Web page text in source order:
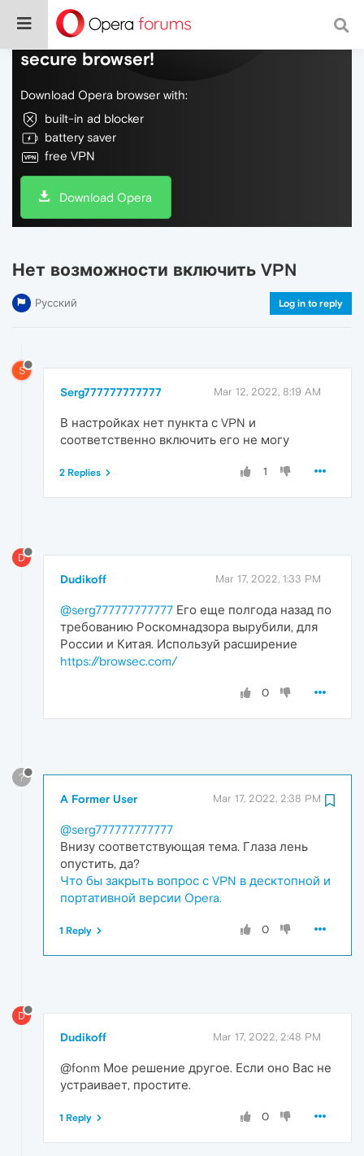
Do more on the web, with a fast and
secure browser!
Download Opera browser with:
built-in ad blocker
battery saver
free VPN
Download Opera
Нет возможности включить VPN
Русский Log in to reply
S
Serg777777777777 Mar 12, 2022, 8:19 AM
В настройках нет пункта с VPN и
соответственно включить его не могу
1
2 Replies
D
Dudikoff Mar 17, 2022, 1:33 PM
@serg777777777777 Его еще полгода назад по
требованию Роскомнадзора вырубили, для
России и Китая. Используй расширение
https://browsec.com/
0
?
A Former User Mar 17, 2022, 2:38 PM
@serg777777777777
Внизу соответствующая тема. Глаза лень
опустить, да?
Что бы закрыть вопрос с VPN в десктопной и
портативной версии Opera.
0
1 Reply
D
Dudikoff Mar 17, 2022, 2:48 PM
@fonm Мое решение другое. Если оно Вас не
устраивает, простите.
0
1 Reply